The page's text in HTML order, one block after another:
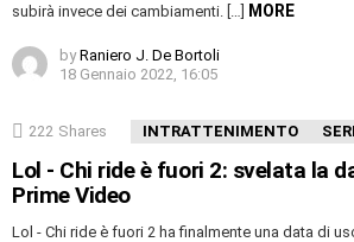
subirà invece dei cambiamenti. […]
MORE
by Raniero J. De Bortoli
18 Gennaio 2022, 16:05
222 Shares INTRATTENIMENTO
Lol - Chi ride è fuori 2: svelata la
Prime Video
Lol - Chi ride è fuori 2 ha finalmente una data di